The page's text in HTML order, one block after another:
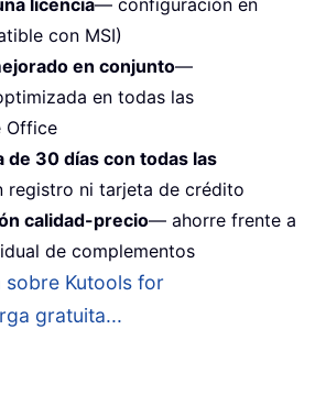
con MSI)
en conjunto—
en todas las
Office
de 30 días con todas las
ni tarjeta de crédito
calidad-precio— ahorre frente a
de complementos
sobre Kutools for
gratuita...